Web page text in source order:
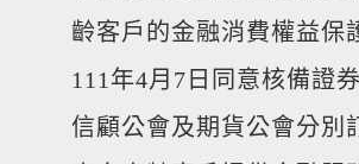
齡客戶的金融消費權益保
111年4月7日同意核備證
信顧公會及期貨公會分別